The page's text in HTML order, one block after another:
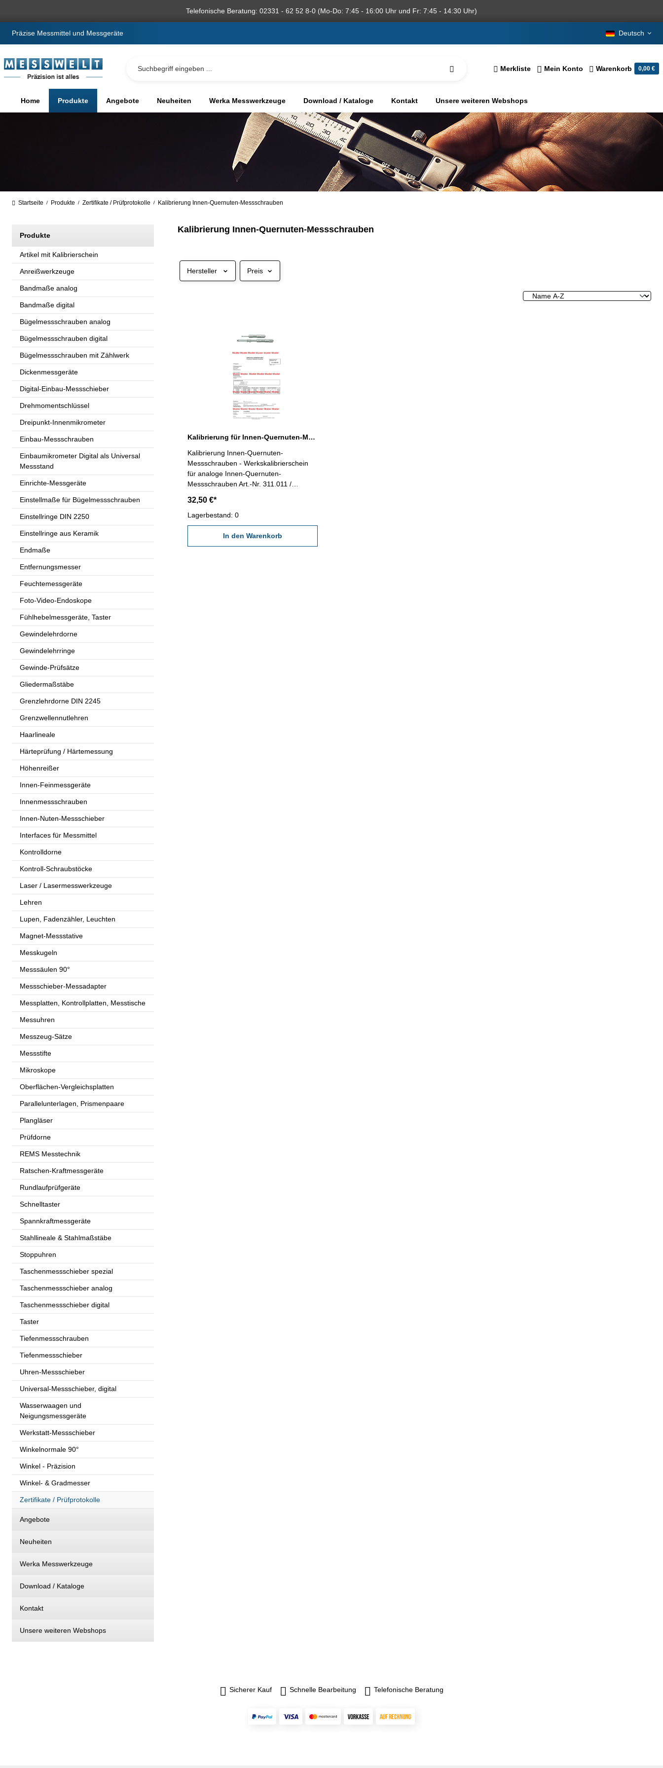
Telefonische Beratung: 02331 - 62 52 8-0 (Mo-Do: 7:45 - 16:00 Uhr und Fr: 7:45 - 14:30 Uhr)
Präzise Messmittel und Messgeräte Deutsch
Merkliste Mein Konto Warenkorb 0,00 €
Home Produkte Angebote Neuheiten Werka Messwerkzeuge Download / Kataloge Kontakt Unsere weiteren Webshops
Startseite / Produkte / Zertifikate / Prüfprotokolle / Kalibrierung Innen-Quernuten-Messschrauben
Produkte
Artikel mit Kalibrierschein
Anreißwerkzeuge
Bandmaße analog
Bandmaße digital
Bügelmessschrauben analog
Bügelmessschrauben digital
Bügelmessschrauben mit Zählwerk
Dickenmessgeräte
Digital-Einbau-Messschieber
Drehmomentschlüssel
Dreipunkt-Innenmikrometer
Einbau-Messschrauben
Einbaumikrometer Digital als Universal
Messstand
Einrichte-Messgeräte
Einstellmaße für Bügelmessschrauben
Einstellringe DIN 2250
Einstellringe aus Keramik
Endmaße
Entfernungsmesser
Feuchtemessgeräte
Foto-Video-Endoskope
Fühlhebelmessgeräte, Taster
Gewindelehrdorne
Gewindelehrringe
Gewinde-Prüfsätze
Gliedermaßstäbe
Grenzlehrdorne DIN 2245
Grenzwellennutlehren
Haarlineale
Härteprüfung / Härtemessung
Höhenreißer
Innen-Feinmessgeräte
Innenmessschrauben
Innen-Nuten-Messschieber
Interfaces für Messmittel
Kontrolldorne
Kontroll-Schraubstöcke
Laser / Lasermesswerkzeuge
Lehren
Lupen, Fadenzähler, Leuchten
Magnet-Messstative
Messkugeln
Messsäulen 90°
Messschieber-Messadapter
Messplatten, Kontrollplatten, Messtische
Messuhren
Messzeug-Sätze
Messstifte
Mikroskope
Oberflächen-Vergleichsplatten
Parallelunterlagen, Prismenpaare
Plangläser
Prüfdorne
REMS Messtechnik
Ratschen-Kraftmessgeräte
Rundlaufprüfgeräte
Schnelltaster
Spannkraftmessgeräte
Stahllineale & Stahlmaßstäbe
Stoppuhren
Taschenmessschieber spezial
Taschenmessschieber analog
Taschenmessschieber digital
Taster
Tiefenmessschrauben
Tiefenmessschieber
Uhren-Messschieber
Universal-Messschieber, digital
Wasserwaagen und
Neigungsmessgeräte
Werkstatt-Messschieber
Winkelnormale 90°
Winkel - Präzision
Winkel- & Gradmesser
Zertifikate / Prüfprotokolle
Angebote
Neuheiten
Werka Messwerkzeuge
Download / Kataloge
Kontakt
Unsere weiteren Webshops
Kalibrierung Innen-Quernuten-Messschrauben
Hersteller Preis
Kalibrierung für Innen-Quernuten-Messschrauben
Kalibrierung Innen-Quernuten-
Messschrauben - Werkskalibrierschein
für analoge Innen-Quernuten-
Messschrauben Art.-Nr. 311.011 /
nach den gültigen Vorschriften von
VDI/VDE/DGQ 2618 oder nach
angegebenen Werksnormen
32,50 €*
Lagerbestand: 0
In den Warenkorb
Sicherer Kauf Schnelle Bearbeitung Telefonische Beratung